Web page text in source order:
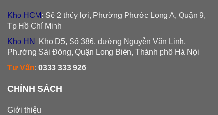
Kho HCM: Số 2 thủy lợi, Phường Phước Long A, Quận 9,
Tp Hồ Chí Minh
Kho HN : Kho D5, Số 386, đường Nguyễn Văn Linh,
Phường Sài Đồng, Quận Long Biên, Thành phố Hà Nội.
Tư Vấn: 0333 333 926
CHÍNH SÁCH
Giới thiệu